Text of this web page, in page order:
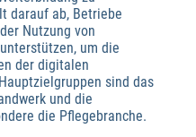
darauf ab, Betriebe
Nutzung von
um die
der digitalen
sind das
und die
die Pflegebranche.